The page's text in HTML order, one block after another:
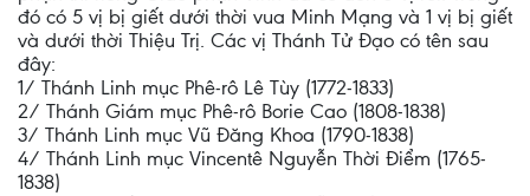
đó có 5 vị bị giết dưới thời vua Minh Mạng và 1 vị bị giết
và dưới thời Thiệu Trị. Các vị Thánh Tử Đạo có tên sau
đây:
1/ Thánh Linh mục Phê-rô Lê Tùy (1772-1833)
2/ Thánh Giám mục Phê-rô Borie Cao (1808-1838)
3/ Thánh Linh mục Vũ Đăng Khoa (1790-1838)
4/ Thánh Linh mục Vincentê Nguyễn Thời Điểm (1765-
1838)